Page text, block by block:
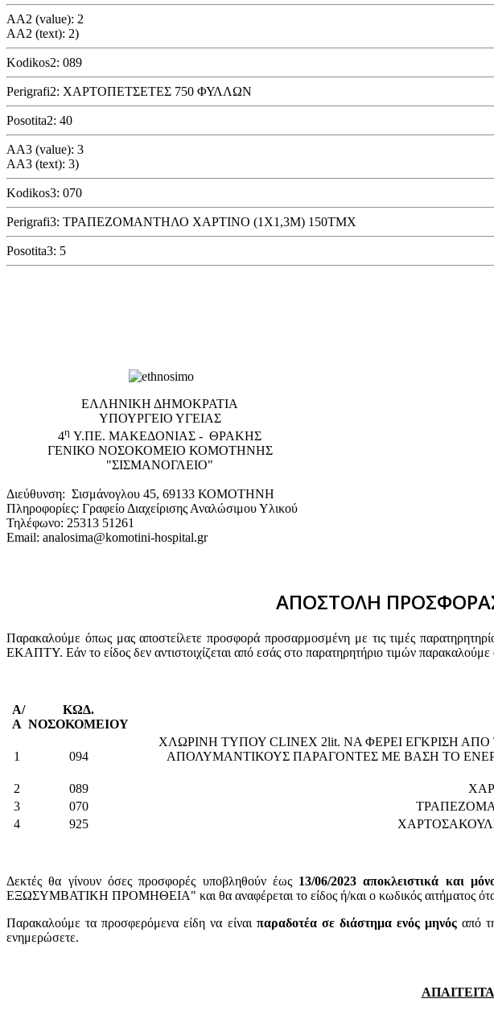
AA2 (value): 2
AA2 (text): 2)
Kodikos2: 089
Perigrafi2: ΧΑΡΤΟΠΕΤΣΕΤΕΣ 750 ΦΥΛΛΩΝ
Posotita2: 40
AA3 (value): 3
AA3 (text): 3)
Kodikos3: 070
Perigrafi3: ΤΡΑΠΕΖΟΜΑΝΤΗΛΟ ΧΑΡΤΙΝΟ (1Χ1,3Μ) 150ΤΜΧ
Posotita3: 5
EΛΛΗΝΙΚΗ ΔΗΜΟΚΡΑΤΙΑ
ΥΠΟΥΡΓΕΙΟ ΥΓΕΙΑΣ
4η Υ.ΠΕ. ΜΑΚΕΔΟΝΙΑΣ - ΘΡΑΚΗΣ
ΓΕΝΙΚΟ NΟΣΟΚΟΜΕΙΟ ΚΟΜΟΤΗΝΗΣ
"ΣΙΣΜΑΝΟΓΛΕΙΟ"
Διεύθυνση: Σισμάνογλου 45, 69133 ΚΟΜΟΤΗΝΗ
Πληροφορίες: Γραφείο Διαχείρισης Αναλώσιμου Υλικού
Τηλέφωνο: 25313 51261
Email: analosima@komotini-hospital.gr
ΑΠΟΣΤΟΛΗ
Παρακαλούμε όπως μας αποστείλετε προσφορά προσαρμοσμένη με τις τιμές
ΕΚΑΠΤΥ. Εάν το είδος δεν αντιστοιχίζεται από εσάς στο παρατηρητήριο τιμών
Α/
Α
ΚΩΔ.
ΝΟΣΟΚΟΜΕΙΟΥ
1 094
ΧΛΩΡΙΝΗ ΤΥΠΟΥ CLINEX 2lit. ΝΑ ΦΕΡΕΙ ΕΓΚΡΙΣΗ
ΑΠΟΛΥΜΑΝΤΙΚΟΥΣ ΠΑΡΑΓΟΝΤΕΣ ΜΕ ΒΑΣΗ ΤΟ
2 089
3
070
4
925
Δεκτές θα γίνουν όσες προσφορές υποβληθούν έως 13/06/2023 αποκλειστικά και
ΕΞΩΣΥΜΒΑΤΙΚΗ ΠΡΟΜΗΘΕΙΑ" και θα αναφέρεται το είδος ή/και ο κωδικός αιτήματος
Παρακαλούμε τα προσφερόμενα είδη να είναι παραδοτέα σε διάστημα ενός μηνός από
ενημερώσετε.